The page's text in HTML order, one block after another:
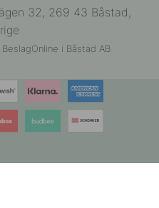
32, 269 43 Båstad,
i Båstad AB